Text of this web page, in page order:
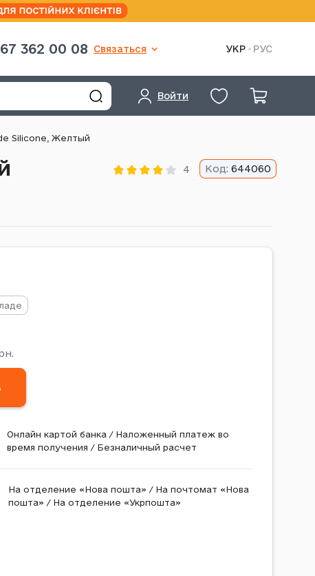
362 00 08 Связаться УКР РУС
Войти
Silicone, Желтый
4 Код: 644060
Онлайн картой банка / Наложенный платеж во
время получения / Безналичный расчет
На отделение «Нова пошта» / На почтомат «Нова
пошта» / На отделение «Укрпошта»